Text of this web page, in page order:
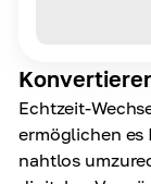
Echtzeit-
ermöglichen
nahtlos